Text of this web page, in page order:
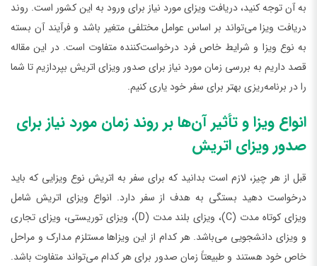
به آن توجه کنید، دریافت ویزای مورد نیاز برای ورود به این کشور است. روند
دریافت ویزا می‌تواند بر اساس عوامل مختلفی متغیر باشد و فرآیند آن بسته
به نوع ویزا و شرایط خاص فرد درخواست‌کننده متفاوت است. در این مقاله
قصد داریم به بررسی زمان مورد نیاز برای صدور ویزای اتریش بپردازیم تا شما
را در برنامه‌ریزی بهتر برای سفر خود یاری کنیم.
انواع ویزا و تأثیر آن‌ها بر روند زمان مورد نیاز برای
صدور ویزای اتریش
قبل از هر چیز، لازم است بدانید که برای سفر به اتریش نوع ویزایی که باید
درخواست دهید بستگی به هدف از سفر دارد. انواع ویزای اتریش شامل
ویزای کوتاه مدت (C)، ویزای بلند مدت (D)، ویزای توریستی، ویزای تجاری
و ویزای دانشجویی می‌باشد. هر کدام از این ویزاها مستلزم مدارک و مراحل
خاص خود هستند و طبیعتاً زمان صدور برای هر کدام می‌تواند متفاوت باشد.